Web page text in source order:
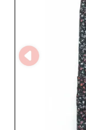
merkezine
cezbeden
Özetle, Espada;
olağanüstü
perakendecilere